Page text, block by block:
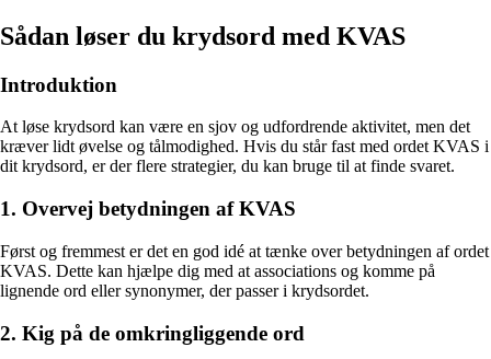
Sådan løser du krydsord med KVAS
Introduktion
At løse krydsord kan være en sjov og udfordrende aktivitet, men det
kræver lidt øvelse og tålmodighed. Hvis du står fast med ordet KVAS i
dit krydsord, er der flere strategier, du kan bruge til at finde svaret.
1. Overvej betydningen af KVAS
Først og fremmest er det en god idé at tænke over betydningen af ordet
KVAS. Dette kan hjælpe dig med at associations og komme på
lignende ord eller synonymer, der passer i krydsordet.
2. Kig på de omkringliggende ord